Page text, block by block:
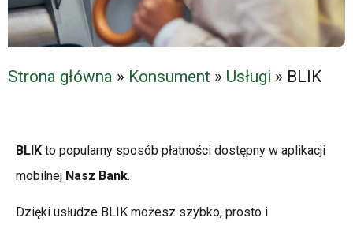
Strona główna » Konsument » Usługi » BLIK
BLIK to popularny sposób płatności dostępny w aplikacji
mobilnej Nasz Bank.
Dzięki usłudze BLIK możesz szybko, prosto i